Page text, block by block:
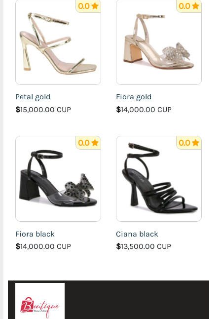
0.0
Petal gold
$15,000.00 CUP
0.0
Fiora gold
$14,000.00 CUP
0.0
Fiora black
$14,000.00 CUP
0.0
Ciana black
$13,500.00 CUP